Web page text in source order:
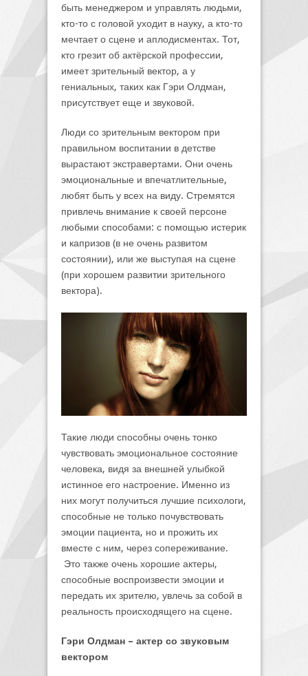
быть менеджером и управлять людьми,
кто-то с головой уходит в науку, а кто-то
мечтает о сцене и аплодисментах. Тот,
кто грезит об актёрской профессии,
имеет зрительный вектор, а у
гениальных, таких как Гэри Олдман,
присутствует еще и звуковой.
Люди со зрительным вектором при
правильном воспитании в детстве
вырастают экстравертами. Они очень
эмоциональные и впечатлительные,
любят быть у всех на виду. Стремятся
привлечь внимание к своей персоне
любыми способами: с помощью истерик
и капризов (в не очень развитом
состоянии), или же выступая на сцене
(при хорошем развитии зрительного
вектора).
Такие люди способны очень тонко
чувствовать эмоциональное состояние
человека, видя за внешней улыбкой
истинное его настроение. Именно из
них могут получиться лучшие психологи,
способные не только почувствовать
эмоции пациента, но и прожить их
вместе с ним, через сопереживание.
Это также очень хорошие актеры,
способные воспроизвести эмоции и
передать их зрителю, увлечь за собой в
реальность происходящего на сцене.
Гэри Олдман – актер со звуковым
вектором